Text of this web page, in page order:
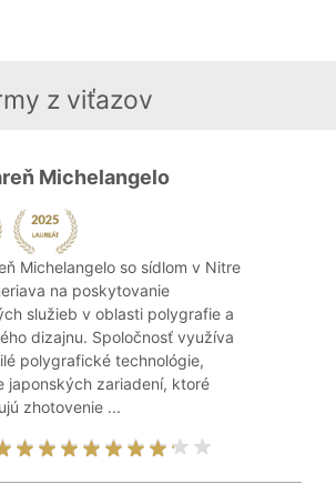
z viťazov
Michelangelo
Michelangelo so sídlom v Nitre
na poskytovanie
služieb v oblasti polygrafie a
dizajnu. Spoločnosť využíva
polygrafické technológie,
japonských zariadení, ktoré
zhotovenie ...